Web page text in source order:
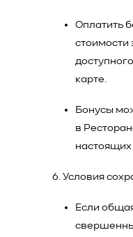
Оплатить
стоимости
карте.
Бонусы
в
Условия
Если